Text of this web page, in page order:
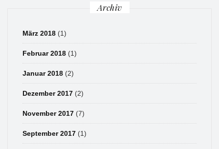
Archiv
März 2018 (1)
Februar 2018 (1)
Januar 2018 (2)
Dezember 2017 (2)
November 2017 (7)
September 2017 (1)